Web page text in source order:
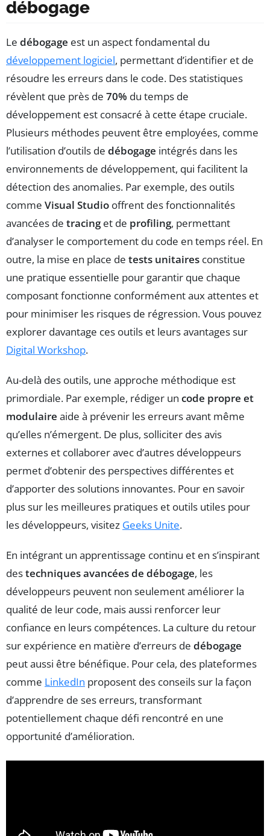
débogage
Le débogage est un aspect fondamental du
développement logiciel, permettant d’identifier et de
résoudre les erreurs dans le code. Des statistiques
révèlent que près de 70% du temps de
développement est consacré à cette étape cruciale.
Plusieurs méthodes peuvent être employées, comme
l’utilisation d’outils de débogage intégrés dans les
environnements de développement, qui facilitent la
détection des anomalies. Par exemple, des outils
comme Visual Studio offrent des fonctionnalités
avancées de tracinget de profiling, permettant
d’analyser le comportement du code en temps réel. En
outre, la mise en place de tests unitaires constitue
une pratique essentielle pour garantir que chaque
composant fonctionne conformément aux attentes et
pour minimiser les risques de régression. Vous pouvez
explorer davantage ces outils et leurs avantages sur
Digital Workshop.
Au-delà des outils, une approche méthodique est
primordiale. Par exemple, rédiger un code propre et
modulaire aide à prévenir les erreurs avant même
qu’elles n’émergent. De plus, solliciter des avis
externes et collaborer avec d’autres développeurs
permet d’obtenir des perspectives différentes et
d’apporter des solutions innovantes. Pour en savoir
plus sur les meilleures pratiques et outils utiles pour
les développeurs, visitez Geeks Unite.
En intégrant un apprentissage continu et en s’inspirant
destechniques avancées de débogage, les
développeurs peuvent non seulement améliorer la
qualité de leur code, mais aussi renforcer leur
confiance en leurs compétences. La culture du retour
sur expérience en matière d’erreurs de débogage
peut aussi être bénéfique. Pour cela, des plateformes
comme LinkedIn proposent des conseils sur la façon
d’apprendre de ses erreurs, transformant
potentiellement chaque défi rencontré en une
opportunité d’amélioration.